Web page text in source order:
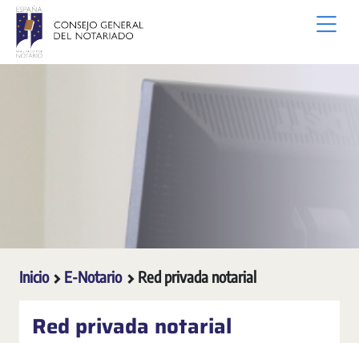
Saltar al contenido principal
Inicio E-Notario Red privada notarial
Red privada notarial